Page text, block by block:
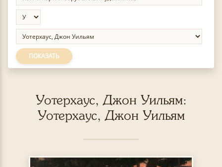
ПОКАЗАТЬ
Уотерхаус, Джон Уильям:
Уотерхаус, Джон Уильям